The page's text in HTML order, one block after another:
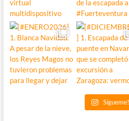
Sígueme!